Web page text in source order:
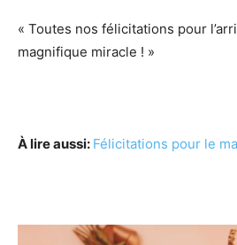
« Toutes nos félicitations pour
magnifique miracle ! »
À lire aussi: Félicitations pour le